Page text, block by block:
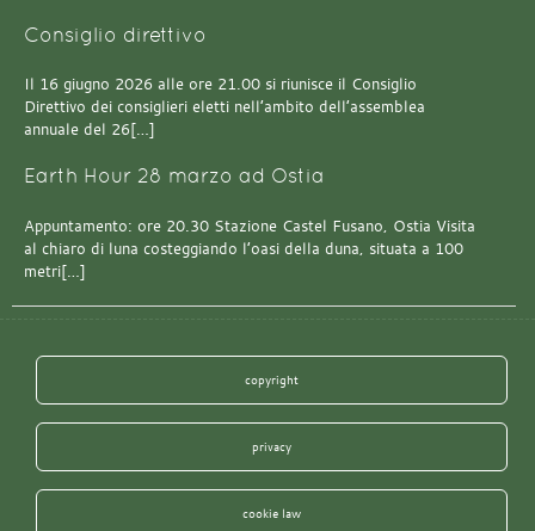
Consiglio direttivo
Il 16 giugno 2026 alle ore 21.00 si riunisce il Consiglio
Direttivo dei consiglieri eletti nell’ambito dell’assemblea
annuale del 26[…]
Earth Hour 28 marzo ad Ostia
Appuntamento: ore 20.30 Stazione Castel Fusano, Ostia Visita
al chiaro di luna costeggiando l’oasi della duna, situata a 100
metri[…]
copyright
privacy
cookie law